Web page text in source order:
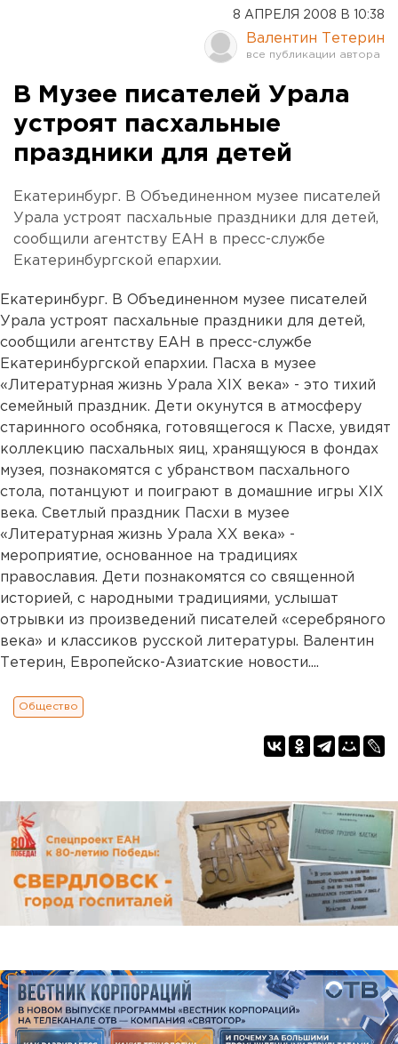
8 АПРЕЛЯ 2008 В 10:38
Валентин Тетерин
В Музее писателей Урала
устроят пасхальные
праздники для детей
Екатеринбург. В Объединенном музее писателей
Урала устроят пасхальные праздники для детей,
сообщили агентству ЕАН в пресс-службе
Екатеринбургской епархии.
Екатеринбург. В Объединенном музее писателей
Урала устроят пасхальные праздники для детей,
сообщили агентству ЕАН в пресс-службе
Екатеринбургской епархии. Пасха в музее
«Литературная жизнь Урала XIX века» - это тихий
семейный праздник. Дети окунутся в атмосферу
старинного особняка, готовящегося к Пасхе, увидят
коллекцию пасхальных яиц, хранящуюся в фондах
музея, познакомятся с убранством пасхального
стола, потанцуют и поиграют в домашние игры XIX
века. Светлый праздник Пасхи в музее
«Литературная жизнь Урала ХХ века» -
мероприятие, основанное на традициях
православия. Дети познакомятся со священной
историей, с народными традициями, услышат
отрывки из произведений писателей «серебряного
века» и классиков русской литературы. Валентин
Тетерин, Европейско-Азиатские новости....
Общество